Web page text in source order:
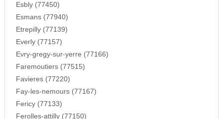
Esbly (77450)
Esmans (77940)
Etrepilly (77139)
Everly (77157)
Evry-gregy-sur-yerre (77166)
Faremoutiers (77515)
Favieres (77220)
Fay-les-nemours (77167)
Fericy (77133)
Ferolles-attilly (77150)